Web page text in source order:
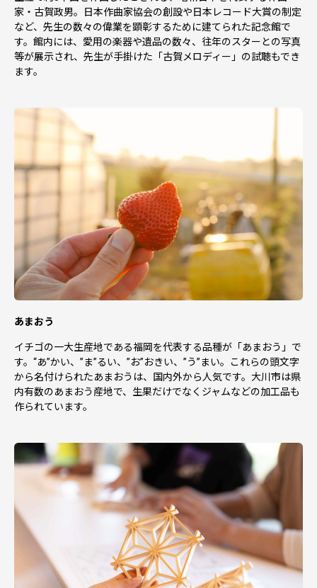
家・古賀政男。日本作曲家協会の創設や日本レコード大賞の制定
など、先生の数々の偉業を顕彰するために建てられた記念館で
す。館内には、愛用の楽器や遺品の数々、往年のスターとの写真
等が展示され、先生が手掛けた「古賀メロディー」の試聴もでき
ます。
あまおう
イチゴの一大生産地である福岡を代表する品種が「あまおう」で
す。“あ”かい、”ま”るい、”お”おきい、”う”まい。これらの頭文字
から名付けられたあまおうは、国内外から人気です。大川市は県
内有数のあまおう産地で、生果だけでなくジャムなどの加工品も
作られています。